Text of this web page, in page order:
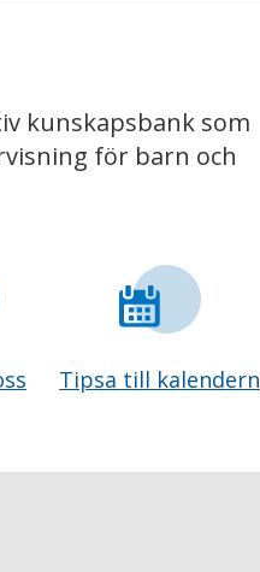
kunskapsbank som
för barn och
Tipsa till kalendern